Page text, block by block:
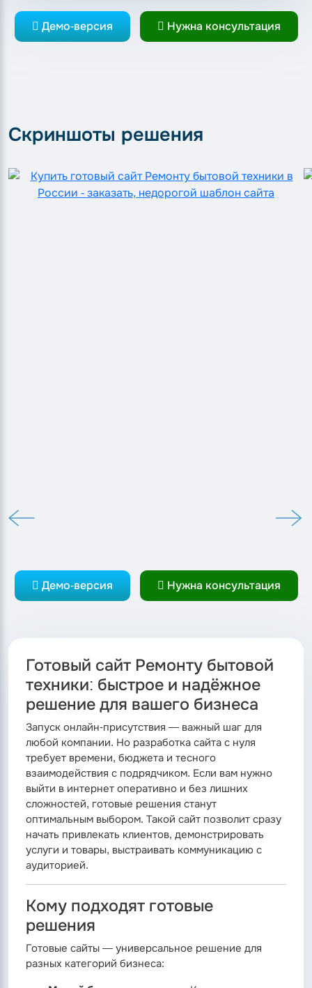
Демо-версия Нужна консультация
Скриншоты решения
Демо-версия Нужна консультация
Готовый сайт Ремонту бытовой
техники: быстрое и надёжное
решение для вашего бизнеса
Запуск онлайн-присутствия — важный шаг для
любой компании. Но разработка сайта с нуля
требует времени, бюджета и тесного
взаимодействия с подрядчиком. Если вам нужно
выйти в интернет оперативно и без лишних
сложностей, готовые решения станут
оптимальным выбором. Такой сайт позволит сразу
начать привлекать клиентов, демонстрировать
услуги и товары, выстраивать коммуникацию с
аудиторией.
Кому подходят готовые
решения
Готовые сайты — универсальное решение для
разных категорий бизнеса: